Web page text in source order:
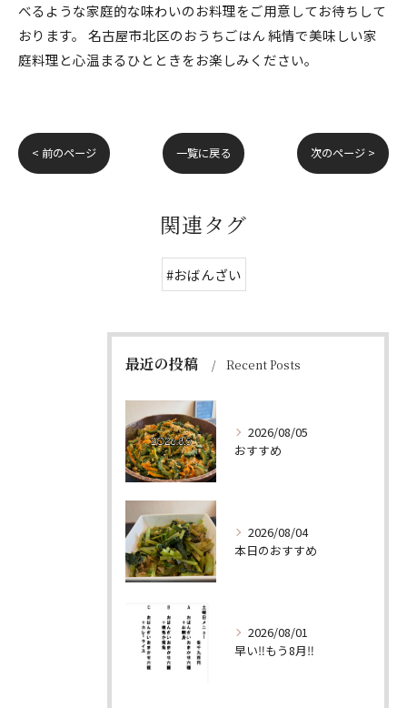
べるような家庭的な味わいのお料理をご用意してお待ちして
おります。 名古屋市北区のおうちごはん 純情で美味しい家
庭料理と心温まるひとときをお楽しみください。
< 前のページ 一覧に戻る 次のページ >
関連タグ
#おばんざい
最近の投稿 Recent Posts
2026/08/05
おすすめ
2026/08/04
本日のおすすめ
2026/08/01
早い‼️もう8月‼️